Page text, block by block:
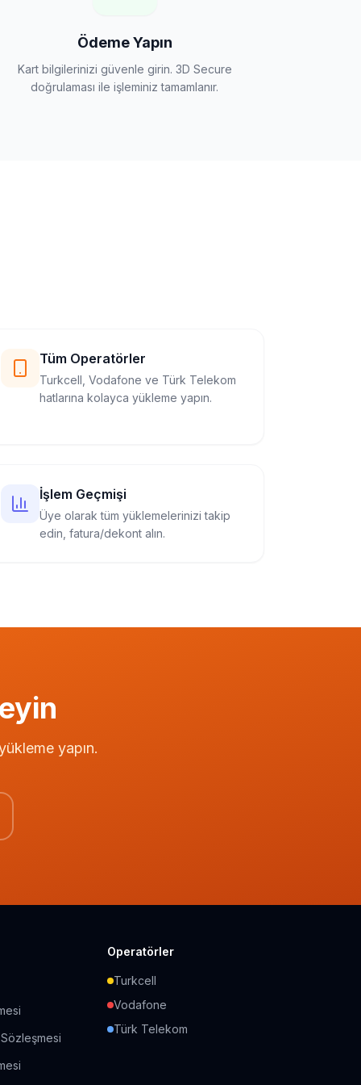
Ödeme Yapın
Kart bilgilerinizi güvenle girin. 3D Secure
doğrulaması ile işleminiz tamamlanır.
Tüm Operatörler
Turkcell, Vodafone ve Türk Telekom
hatlarına kolayca yükleme yapın.
İşlem Geçmişi
Üye olarak tüm yüklemelerinizi takip
edin, fatura/dekont alın.
yapın.
Operatörler
Turkcell
Vodafone
Türk Telekom